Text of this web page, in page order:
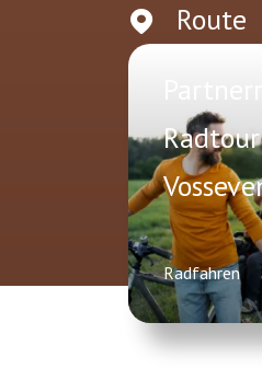
Route
Radtour
Radfahren